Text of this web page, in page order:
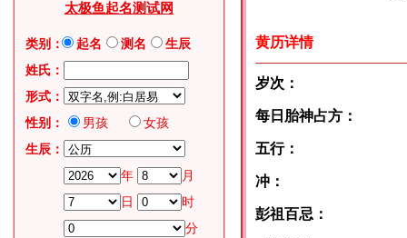
太极鱼起名测试网
类别： 起名 测名
生辰
姓氏：
形式：
性别：
男孩
女孩
生辰：
年
月
日
时
分
黄历详情
岁次：
每日胎神占方：
五行：
冲：
彭祖百忌：